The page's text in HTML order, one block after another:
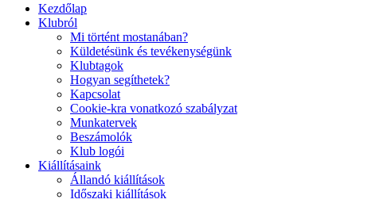
Kezdőlap
Klubról
Mi történt mostanában?
Küldetésünk és tevékenységünk
Klubtagok
Hogyan segíthetek?
Kapcsolat
Cookie-kra vonatkozó szabályzat
Munkatervek
Beszámolók
Klub logói
Kiállításaink
Állandó kiállítások
Időszaki kiállítások